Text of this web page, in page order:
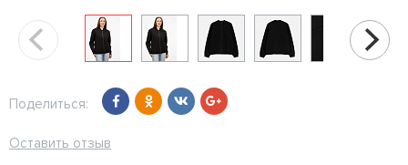
Поделиться:
Оставить отзыв